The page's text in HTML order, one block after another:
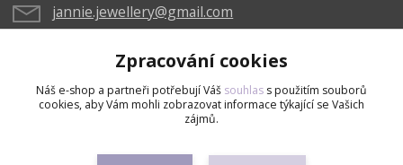
jannie.jewellery@gmail.com
Zpracování cookies
Náš e-shop a partneři potřebují Váš souhlas s použitím souborů
cookies, aby Vám mohli zobrazovat informace týkající se Vašich
zájmů.